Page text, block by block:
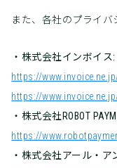
また、各社のプライバ
・株式会社インボイス:
https://
https://
・株式会社ROBOT
https://
・株式会社アール・ア